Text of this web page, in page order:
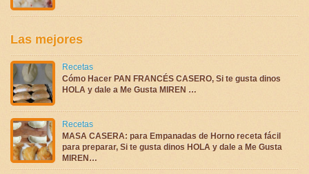
Las mejores
Recetas
Cómo Hacer PAN FRANCÉS CASERO, Si te gusta dinos
HOLA y dale a Me Gusta MIREN …
Recetas
MASA CASERA: para Empanadas de Horno receta fácil
para preparar, Si te gusta dinos HOLA y dale a Me Gusta
MIREN…